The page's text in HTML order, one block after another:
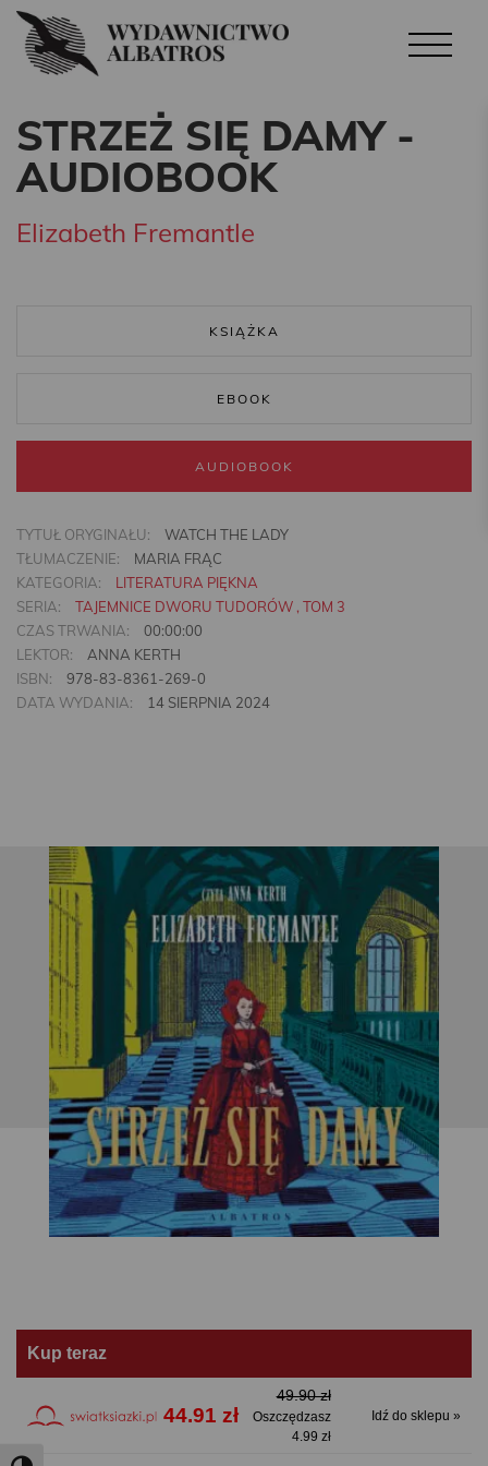
STRZEŻ SIĘ DAMY -
AUDIOBOOK
Elizabeth Fremantle
KSIĄŻKA
EBOOK
AUDIOBOOK
TYTUŁ ORYGINAŁU:
WATCH THE LADY
TŁUMACZENIE:
MARIA FRĄC
KATEGORIA:
LITERATURA PIĘKNA
SERIA:
TAJEMNICE DWORU TUDORÓW , TOM 3
CZAS TRWANIA:
00:00:00
LEKTOR:
ANNA KERTH
ISBN:
978-83-8361-269-0
DATA WYDANIA:
14 SIERPNIA 2024
Kup teraz
44.91 zł
49.90 zł
Oszczędzasz
4.99 zł
Idź do sklepu »